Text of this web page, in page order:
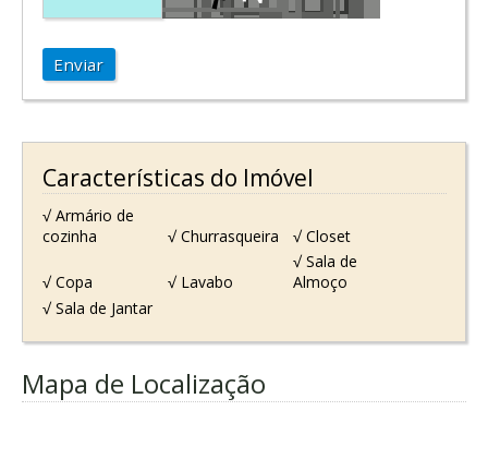
Enviar
Características do Imóvel
√ Armário de
cozinha
√ Churrasqueira √ Closet
√ Copa √ Lavabo
√ Sala de
Almoço
√ Sala de Jantar
Mapa de Localização